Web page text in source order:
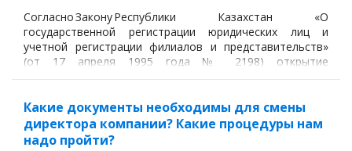
Согласно Закону Республики Казахстан «О
государственной регистрации юридических лиц и
учетной регистрации филиалов и представительств»
(от 17 апреля 1995 года № 2198) открытие
представительства и филиала иностранной компании в
учетной регистрации в Министерстве юстиции РК и её
территориальных органах (далее - Регистрирующий
орган).
Какие документы необходимы для смены
директора компании? Какие процедуры нам
надо пройти?